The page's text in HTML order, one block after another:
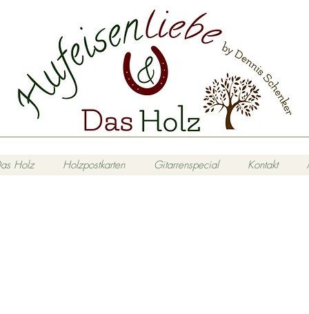
Holz Holzpostkarten Gitarrenspecial Kontakt